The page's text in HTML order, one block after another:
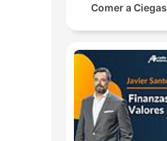
Comer a Ciegas